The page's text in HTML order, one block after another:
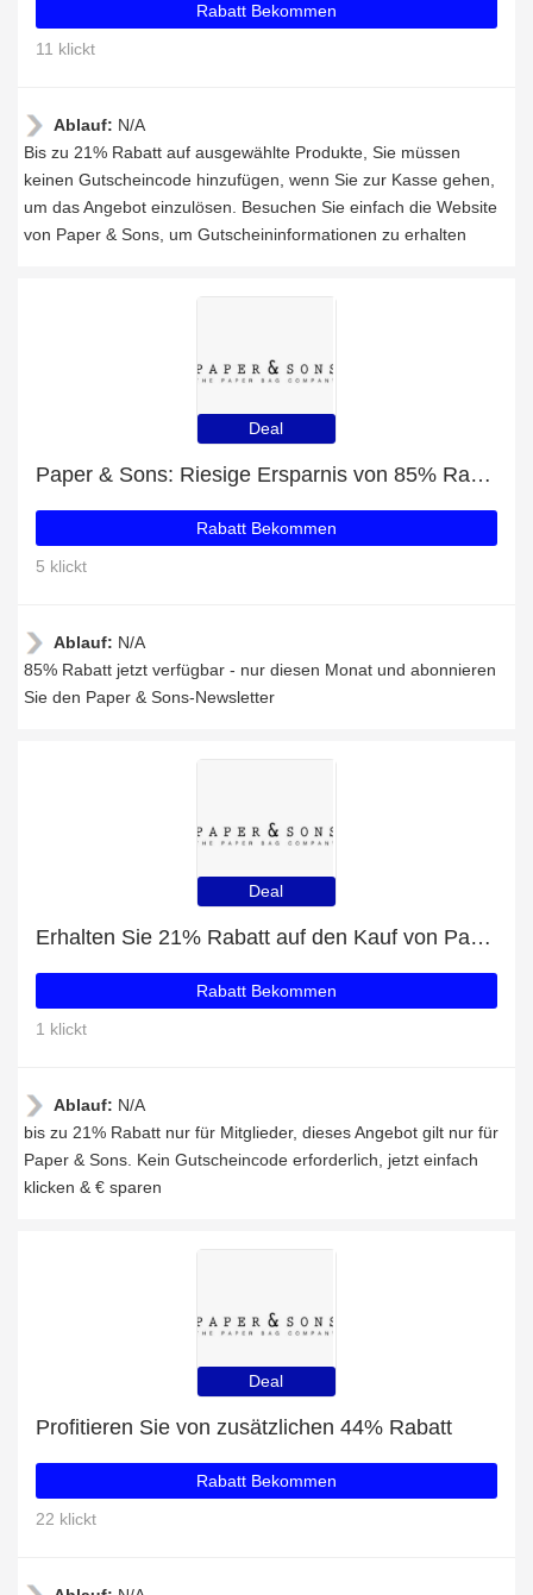
Rabatt Bekommen
11 klickt
Ablauf: N/A
Bis zu 21% Rabatt auf ausgewählte Produkte, Sie müssen
keinen Gutscheincode hinzufügen, wenn Sie zur Kasse gehen,
um das Angebot einzulösen. Besuchen Sie einfach die Website
von Paper & Sons, um Gutscheininformationen zu erhalten
Deal
Paper & Sons: Riesige Ersparnis von 85% Rabatt auf die gesamte Seite
Rabatt Bekommen
5 klickt
Ablauf: N/A
85% Rabatt jetzt verfügbar - nur diesen Monat und abonnieren
Sie den Paper & Sons-Newsletter
Deal
Erhalten Sie 21% Rabatt auf den Kauf von Paper & Sons
Rabatt Bekommen
1 klickt
Ablauf: N/A
bis zu 21% Rabatt nur für Mitglieder, dieses Angebot gilt nur für
Paper & Sons. Kein Gutscheincode erforderlich, jetzt einfach
klicken & € sparen
Deal
Profitieren Sie von zusätzlichen 44% Rabatt
Rabatt Bekommen
22 klickt